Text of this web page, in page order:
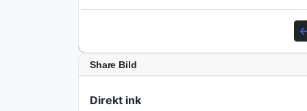
Share Bild
Direkt ink